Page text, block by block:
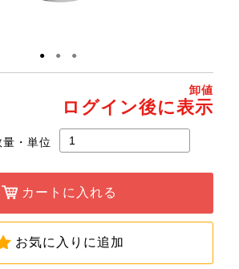
● ● ●
卸値
ログイン後に表示
量・単位
カートに入れる
お気に入りに追加